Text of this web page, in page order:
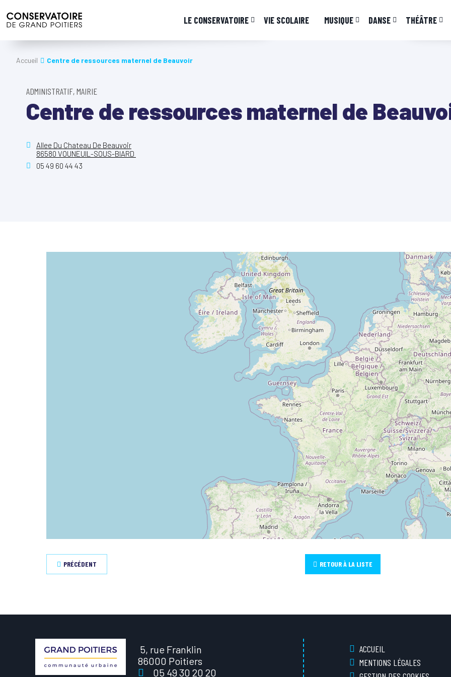
LE CONSERVATOIRE VIE SCOLAIRE MUSIQUE DANSE THÉÂTRE
Accueil Centre de ressources maternel de Beauvoir
ADMINISTRATIF, MAIRIE
Centre de ressources maternel de
Allee Du Chateau De Beauvoir
86580 VOUNEUIL-SOUS-BIARD
05 49 60 44 43
PRÉCÉDENT RETOUR À LA LISTE
5, rue Franklin
86000 Poitiers
05 49 30 20 20
ACCUEIL
MENTIONS LÉGALES